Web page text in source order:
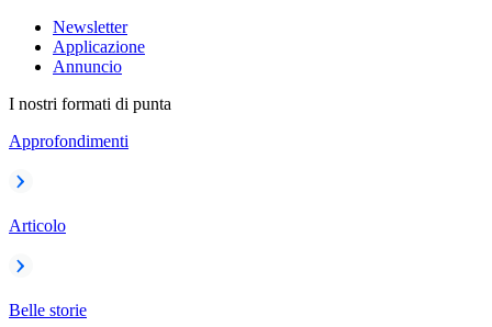
Newsletter
Applicazione
Annuncio
I nostri formati di punta
Approfondimenti
Articolo
Belle storie